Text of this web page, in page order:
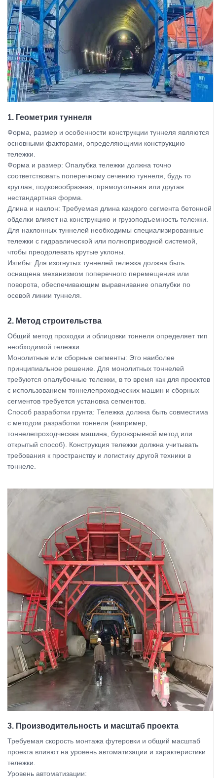
1. Геометрия туннеля
Форма, размер и особенности конструкции туннеля являются
основными факторами, определяющими конструкцию
тележки.
Форма и размер: Опалубка тележки должна точно
соответствовать поперечному сечению туннеля, будь то
круглая, подковообразная, прямоугольная или другая
нестандартная форма.
Длина и наклон: Требуемая длина каждого сегмента бетонной
обделки влияет на конструкцию и грузоподъемность тележки.
Для наклонных туннелей необходимы специализированные
тележки с гидравлической или полноприводной системой,
чтобы преодолевать крутые уклоны.
Изгибы: Для изогнутых туннелей тележка должна быть
оснащена механизмом поперечного перемещения или
поворота, обеспечивающим выравнивание опалубки по
осевой линии туннеля.
2. Метод строительства
Общий метод проходки и облицовки тоннеля определяет тип
необходимой тележки.
Монолитные или сборные сегменты: Это наиболее
принципиальное решение. Для монолитных тоннелей
требуются опалубочные тележки, в то время как для проектов
с использованием тоннелепроходческих машин и сборных
сегментов требуется установка сегментов.
Способ разработки грунта: Тележка должна быть совместима
с методом разработки тоннеля (например,
тоннелепроходческая машина, буровзрывной метод или
открытый способ). Конструкция тележки должна учитывать
требования к пространству и логистику другой техники в
тоннеле.
3. Производительность и масштаб проекта
Требуемая скорость монтажа футеровки и общий масштаб
проекта влияют на уровень автоматизации и характеристики
тележки.
Уровень автоматизации: